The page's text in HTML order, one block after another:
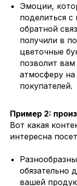
Эмоции,
поделиться
обратной
получили в
цветочные
позволит
атмосферу
покупателей.
Пример 2:
Вот какая
интересна
обязательно
вашей